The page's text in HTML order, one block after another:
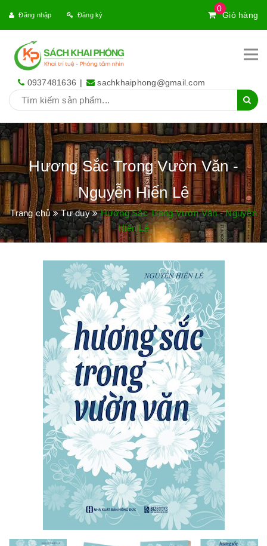
0
Giỏ hàng
Đăng nhập Đăng ký
0937481636 | sachkhaiphong@gmail.com
Hương Sắc Trong Vườn Văn -
Nguyễn Hiến Lê
Trang chủ Tư duy
Hương Sắc Trong Vườn Văn - Nguyễn
Hiến Lê